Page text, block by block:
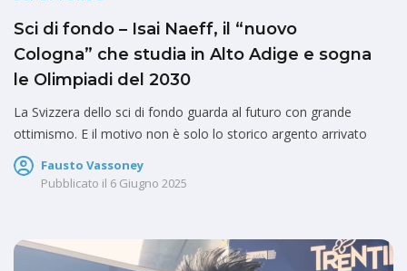
Sci di fondo – Isai Naeff, il “nuovo
Cologna” che studia in Alto Adige e sogna
le Olimpiadi del 2030
La Svizzera dello sci di fondo guarda al futuro con grande
ottimismo. E il motivo non è solo lo storico argento arrivato
Fausto Vassoney
Pubblicato il 6 Giugno 2025